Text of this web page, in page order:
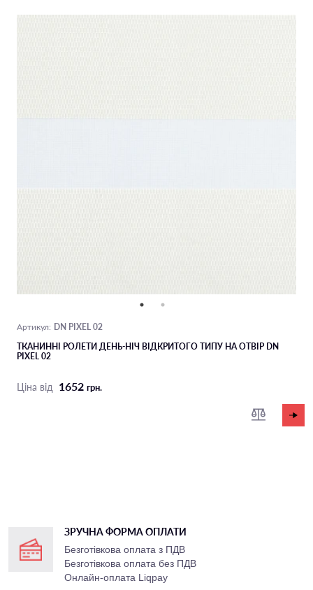
Артикул: DN PIXEL 02
ТКАНИННІ РОЛЕТИ ДЕНЬ-НІЧ ВІДКРИТОГО ТИПУ НА ОТВІР DN
PIXEL 02
Ціна від 1652 грн.
ЗРУЧНА ФОРМА ОПЛАТИ
Безготівкова оплата з ПДВ
Безготівкова оплата без ПДВ
Онлайн-оплата Liqpay